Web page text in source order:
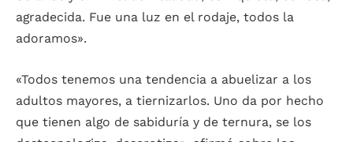
agradecida. Fue una luz en el rodaje, todos la
adoramos».
«Todos tenemos una tendencia a abuelizar a los
adultos mayores, a tiernizarlos. Uno da por hecho
que tienen algo de sabiduría y de ternura, se los